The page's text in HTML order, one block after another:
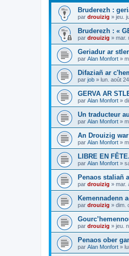
Bruderezh :
par drouizig » jeu.
Bruderezh : «
par drouizig » mar.
Geriadur ar
par Alan Monfort »
Difaziañ ar
par job » lun. août
GERVA AR
par Alan Monfort »
Un traducteur
par Alan Monfort »
An Drouizig
par Alan Monfort »
LIBRE EN
par Alan Monfort »
Penaos staliañ
par drouizig » mar.
Kemennadenn
par drouizig » dim.
par drouizig » jeu.
Penaos ober
par Alan Monfort »